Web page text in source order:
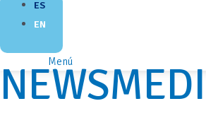
ES
EN
Menú